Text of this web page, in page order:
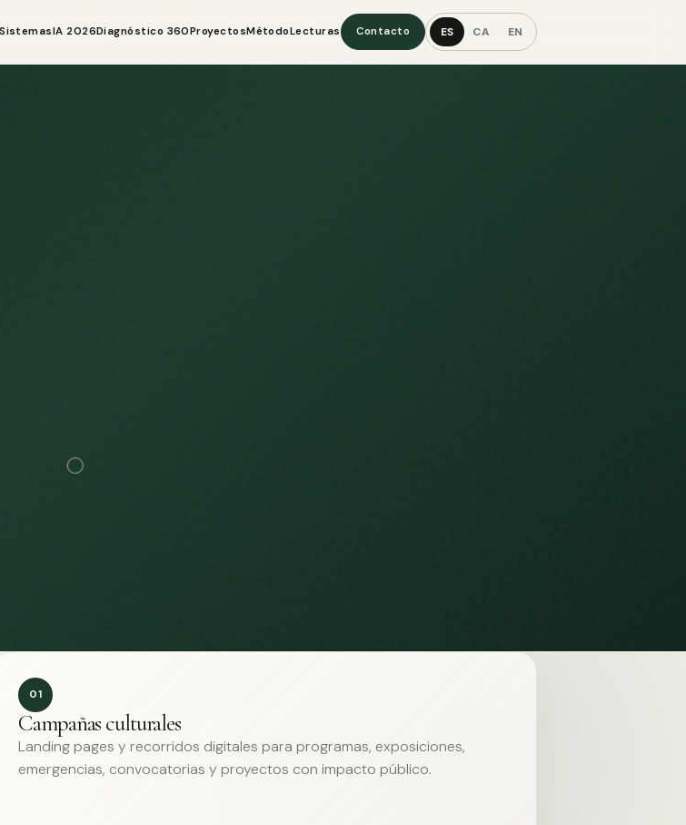
SistemasIA 2026Diagnóstico 360ProyectosMétodoLecturas Contacto ES CA EN
01
Campañas culturales
Landing pages y recorridos digitales para programas, exposiciones,
emergencias, convocatorias y proyectos con impacto público.